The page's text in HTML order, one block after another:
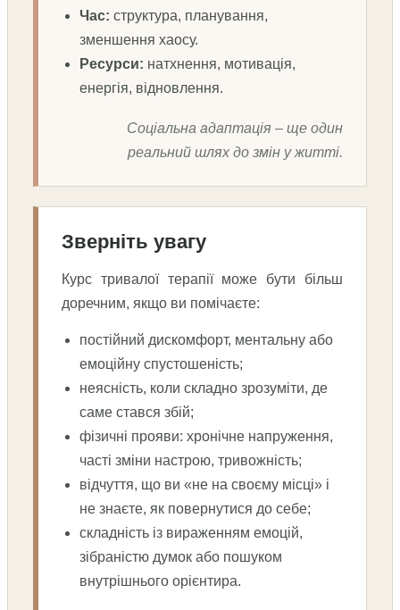
Час: структура, планування,
зменшення хаосу.
Ресурси: натхнення, мотивація,
енергія, відновлення.
Соціальна адаптація – ще один
реальний шлях до змін у житті.
Зверніть увагу
Курс тривалої терапії може бути більш
доречним, якщо ви помічаєте:
постійний дискомфорт, ментальну або
емоційну спустошеність;
неясність, коли складно зрозуміти, де
саме стався збій;
фізичні прояви: хронічне напруження,
часті зміни настрою, тривожність;
відчуття, що ви «не на своєму місці» і
не знаєте, як повернутися до себе;
складність із вираженням емоцій,
зібраністю думок або пошуком
внутрішнього орієнтира.